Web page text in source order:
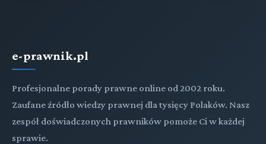
e-prawnik.pl
Profesjonalne porady prawne online od 2002 roku.
Zaufane źródło wiedzy prawnej dla tysięcy Polaków. Nasz
zespół doświadczonych prawników pomoże Ci w każdej
sprawie.